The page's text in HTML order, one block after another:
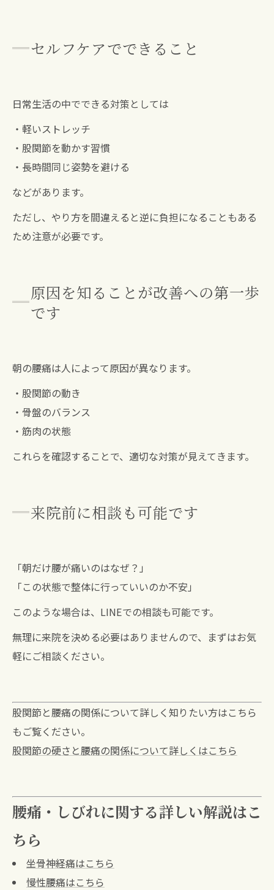
セルフケアでできること
日常生活の中でできる対策としては
・軽いストレッチ
・股関節を動かす習慣
・長時間同じ姿勢を避ける
などがあります。
ただし、やり方を間違えると逆に負担になることもある
ため注意が必要です。
原因を知ることが改善への第一歩
です
朝の腰痛は人によって原因が異なります。
・股関節の動き
・骨盤のバランス
・筋肉の状態
これらを確認することで、適切な対策が見えてきます。
来院前に相談も可能です
「朝だけ腰が痛いのはなぜ？」
「この状態で整体に行っていいのか不安」
このような場合は、LINEでの相談も可能です。
無理に来院を決める必要はありませんので、まずはお気
軽にご相談ください。
股関節と腰痛の関係について詳しく知りたい方はこちら
もご覧ください。
股関節の硬さと腰痛の関係について詳しくはこちら
腰痛・しびれに関する詳しい解説はこ
ちら
坐骨神経痛はこちら
慢性腰痛はこちら